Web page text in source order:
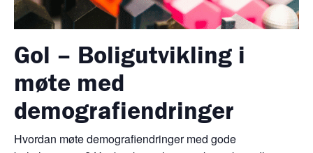
Gol – Boligutvikling i
møte med
demografiendringer
Hvordan møte demografiendringer med gode